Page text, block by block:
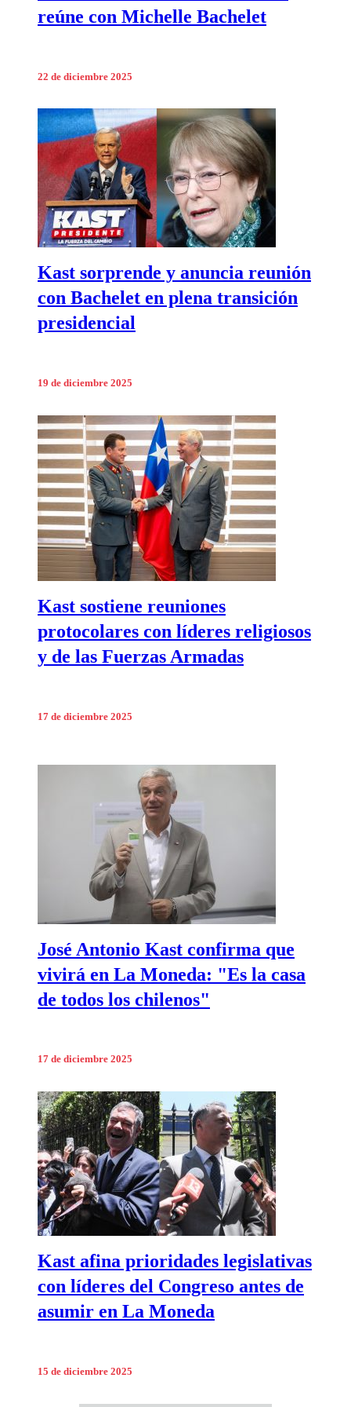
reúne con Michelle Bachelet
22 de diciembre 2025
Kast sorprende y anuncia reunión
con Bachelet en plena transición
presidencial
19 de diciembre 2025
Kast sostiene reuniones
protocolares con líderes religiosos
y de las Fuerzas Armadas
17 de diciembre 2025
José Antonio Kast confirma que
vivirá en La Moneda: "Es la casa
de todos los chilenos"
17 de diciembre 2025
Kast afina prioridades legislativas
con líderes del Congreso antes de
asumir en La Moneda
15 de diciembre 2025